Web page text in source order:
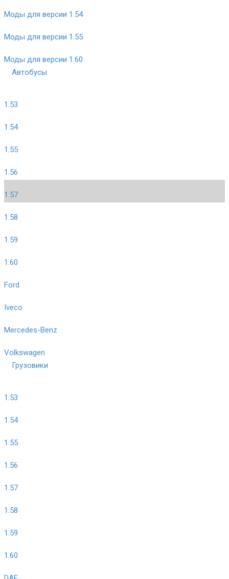
Моды для версии 1.54
Моды для версии 1.55
Моды для версии 1.60
Автобусы
1.53
1.54
1.55
1.56
1.57
1.58
1.59
1.60
Ford
Iveco
Mercedes-Benz
Volkswagen
Грузовики
1.53
1.54
1.55
1.56
1.57
1.58
1.59
1.60